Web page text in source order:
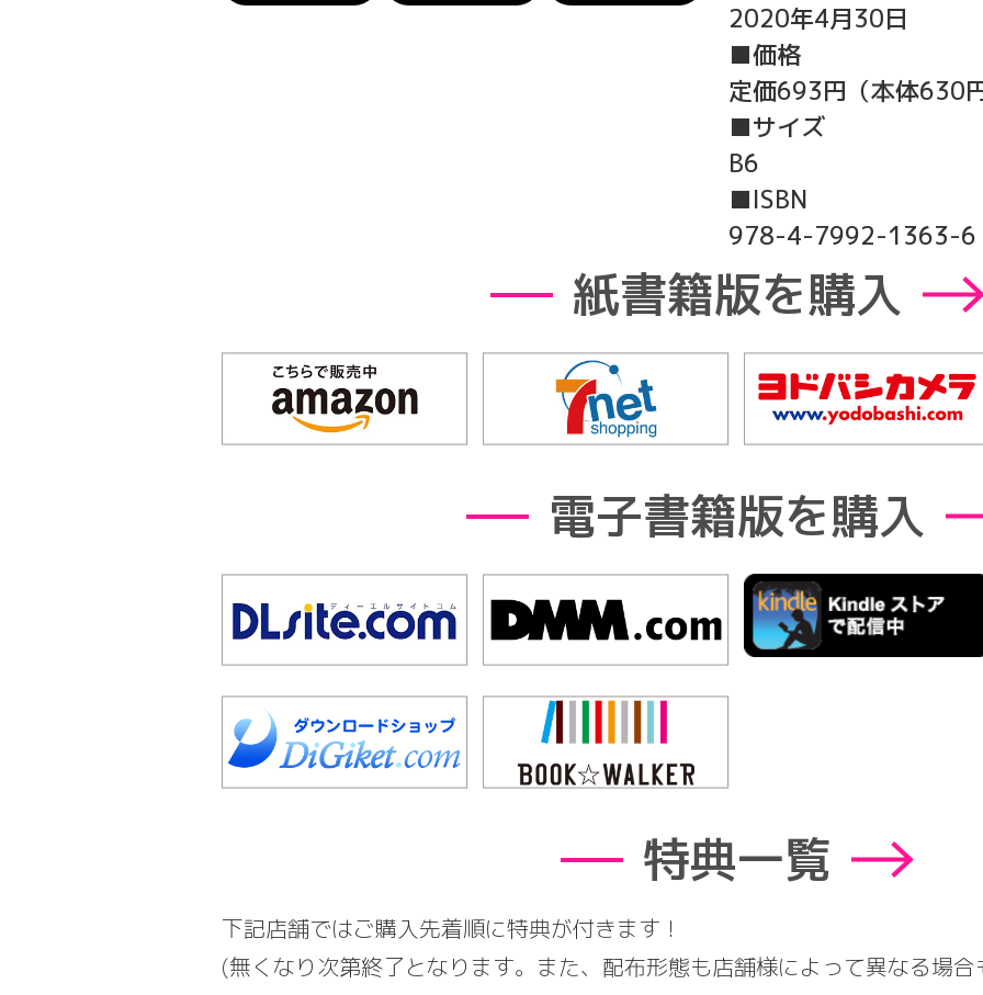
2020年4月30日
■価格
定価693円（本体630
■サイズ
B6
■ISBN
978-4-7992-1363-6
紙書籍版を購入
電子書籍版を購入
特典一覧
下記店舗ではご購入先着順に特典が付きます！
(無くなり次第終了となります。 また、配布形態も店舗様によって異なる場